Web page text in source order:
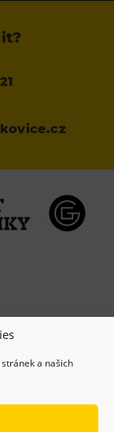
a našich